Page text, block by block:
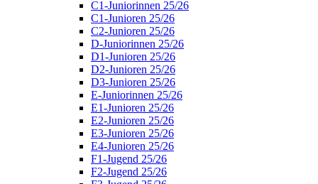
C1-Juniorinnen 25/26
C1-Junioren 25/26
C2-Junioren 25/26
D-Juniorinnen 25/26
D1-Junioren 25/26
D2-Junioren 25/26
D3-Junioren 25/26
E-Juniorinnen 25/26
E1-Junioren 25/26
E2-Junioren 25/26
E3-Junioren 25/26
E4-Junioren 25/26
F1-Jugend 25/26
F2-Jugend 25/26